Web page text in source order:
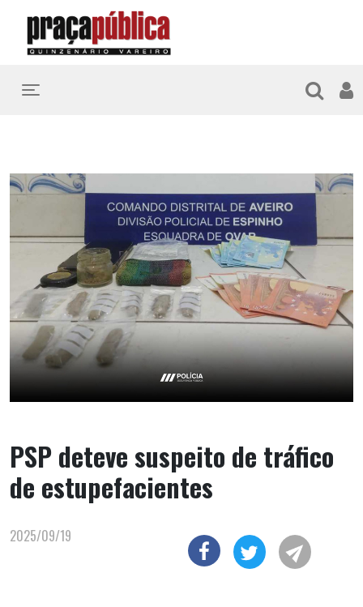
Toggle navigation
PSP deteve suspeito de tráfico
de estupefacientes
2025/09/19